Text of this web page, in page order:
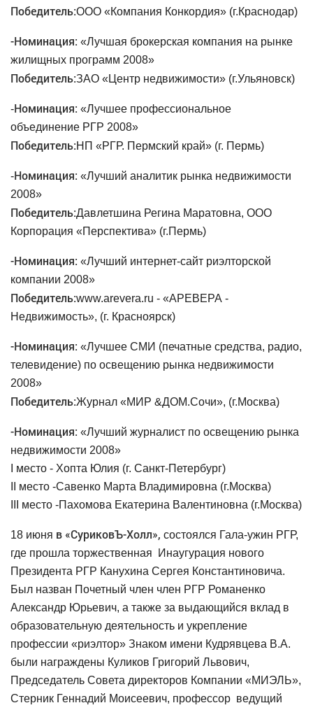
Победитель:ООО «Компания Конкордия» (г.Краснодар)
-Номинация: «Лучшая брокерская компания на рынке
жилищных программ 2008»
Победитель:ЗАО «Центр недвижимости» (г.Ульяновск)
-Номинация: «Лучшее профессиональное
объединение РГР 2008»
Победитель:НП «РГР. Пермский край» (г. Пермь)
-Номинация: «Лучший аналитик рынка недвижимости
2008»
Победитель:Давлетшина Регина Маратовна, ООО
Корпорация «Перспектива» (г.Пермь)
-Номинация: «Лучший интернет-сайт риэлторской
компании 2008»
Победитель:www.arevera.ru - «АРЕВЕРА -
Недвижимость», (г. Красноярск)
-Номинация: «Лучшее СМИ (печатные средства, радио,
телевидение) по освещению рынка недвижимости
2008»
Победитель:Журнал «МИР &ДОМ.Сочи», (г.Москва)
-Номинация: «Лучший журналист по освещению рынка
недвижимости 2008»
место - Хопта Юлия (г. Санкт-Петербург)
место -Савенко Марта Владимировна (г.Москва)
место -Пахомова Екатерина Валентиновна (г.Москва)
18 июня в «СуриковЪ-Холл», состоялся Гала-ужин РГР,
где прошла торжественная
Инаугурация нового
Президента РГР Канухина Сергея Константиновича.
Был назван Почетный член член РГР Романенко
Александр Юрьевич, а также за выдающийся вклад в
образовательную деятельность и укрепление
профессии «риэлтор» Знаком имени Кудрявцева В.А.
были награждены Куликов Григорий Львович,
Председатель Совета директоров Компании «МИЭЛЬ»,
Стерник Геннадий Моисеевич, профессор ведущий